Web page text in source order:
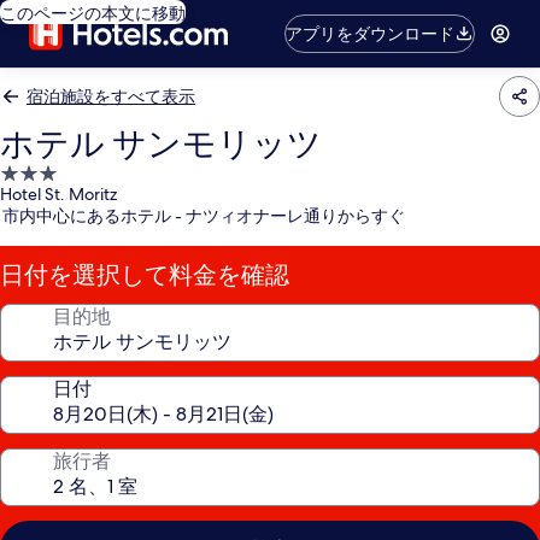
このページの本文に移動
アプリをダウンロード
宿泊施設をすべて表示
ホテル サンモリッツ
3.0
つ
星
宿
泊
施
Hotel St. Moritz
市内中心にあるホテル - ナツィオナーレ通りからすぐ
日付を選択して料金を確認
目的地
日付
旅行者